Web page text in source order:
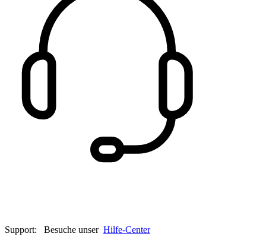
Support: Besuche unser Hilfe-Center